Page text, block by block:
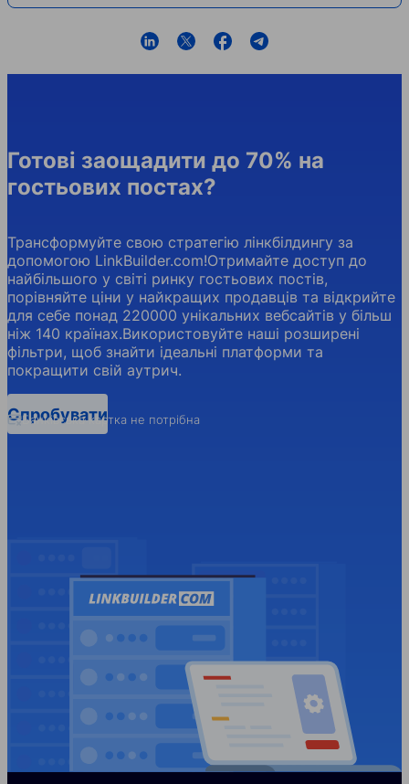
Готові заощадити до 70% на
гостьових постах?
Трансформуйте свою стратегію лінкбілдингу за
допомогою LinkBuilder.com!Отримайте доступ до
найбільшого у світі ринку гостьових постів,
порівняйте ціни у найкращих продавців та відкрийте
для себе понад 220000 унікальних вебсайтів у більш
ніж 140 країнах.Використовуйте наші розширені
фільтри, щоб знайти ідеальні платформи та
покращити свій аутрич.
Спробувати
Банківська картка не потрібна